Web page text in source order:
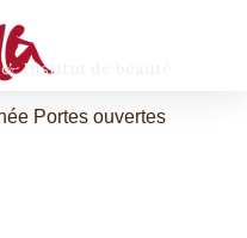
Institut de beauté
Portes ouvertes